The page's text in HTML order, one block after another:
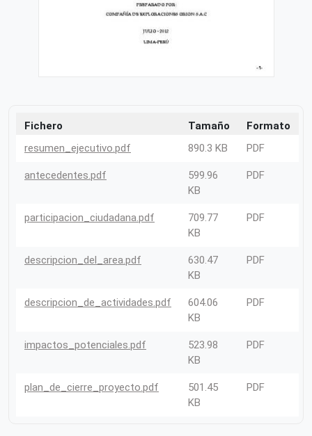
Fichero Tamaño
Formato
resumen_ejecutivo.pdf
890.3 KB PDF
antecedentes.pdf
599.96
KB
PDF
participacion_ciudadana.pdf
709.77
KB
PDF
descripcion_del_area.pdf
630.47
KB
PDF
descripcion_de_actividades.pdf
604.06
KB
PDF
impactos_potenciales.pdf
523.98
KB
PDF
plan_de_cierre_proyecto.pdf
501.45
KB
PDF